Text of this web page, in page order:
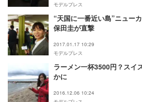
モデルプレス
“天国に一番近い島”ニュー
保田圭が直撃
2017.01.17 10:29
モデルプレス
ラーメン一杯3500円？スイ
かに
2016.12.06 10:24